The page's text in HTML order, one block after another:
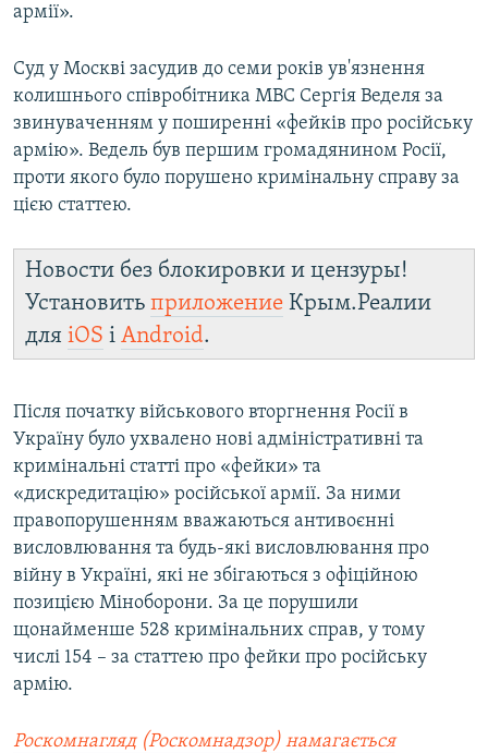
армії».
Суд у Москві засудив до семи років ув'язнення
колишнього співробітника МВС Сергія Веделя за
звинуваченням у поширенні «фейків про російську
армію». Ведель був першим громадянином Росії,
проти якого було порушено кримінальну справу за
цією статтею.
Новости без блокировки и цензуры!
Установить приложение Крым.Реалии
для iOS і Android.
Після початку військового вторгнення Росії в
Україну було ухвалено нові адміністративні та
кримінальні статті про «фейки» та
«дискредитацію» російської армії. За ними
правопорушенням вважаються антивоєнні
висловлювання та будь-які висловлювання про
війну в Україні, які не збігаються з офіційною
позицією Міноборони. За це порушили
щонайменше 528 кримінальних справ, у тому
числі 154 – за статтею про фейки про російську
армію.
Роскомнагляд (Роскомнадзор) намагається